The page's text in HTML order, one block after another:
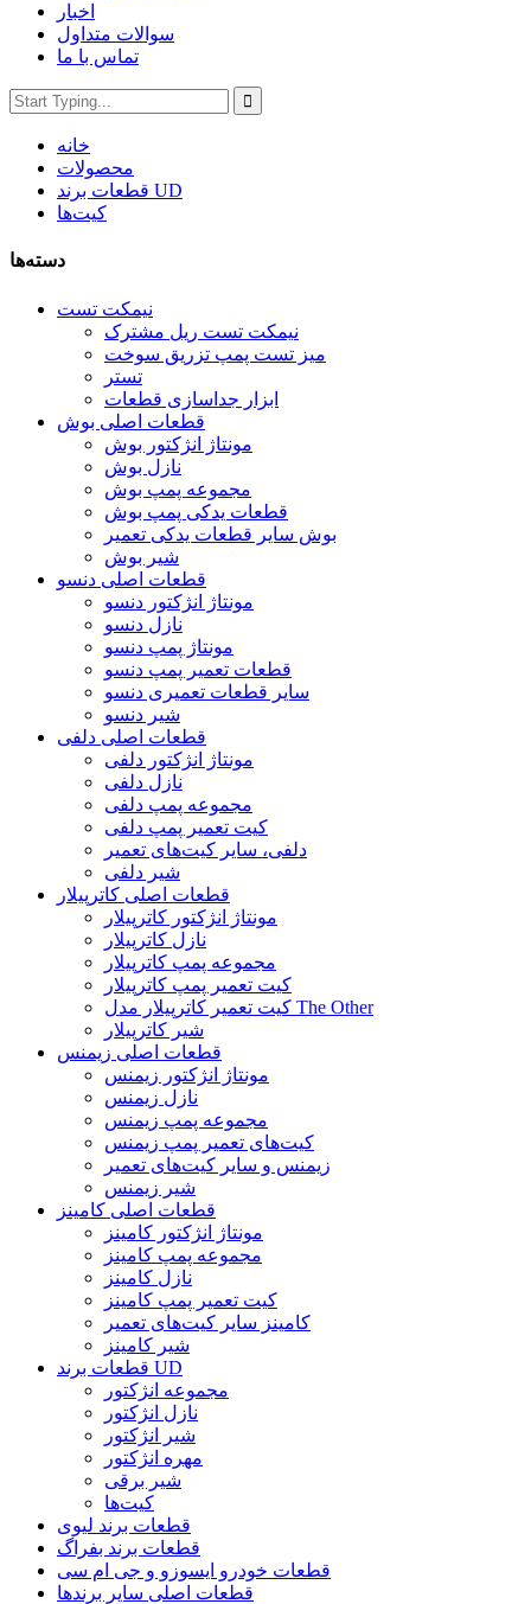
اخبار
سوالات متداول
تماس با ما
خانه
محصولات
قطعات برند UD
کیت‌ها
دسته‌ها
نیمکت تست
نیمکت تست ریل مشترک
میز تست پمپ تزریق سوخت
تستر
ابزار جداسازی قطعات
قطعات اصلی بوش
مونتاژ انژکتور بوش
نازل بوش
مجموعه پمپ بوش
قطعات یدکی پمپ بوش
بوش سایر قطعات یدکی تعمیر
شیر بوش
قطعات اصلی دنسو
مونتاژ انژکتور دنسو
نازل دنسو
مونتاژ پمپ دنسو
قطعات تعمیر پمپ دنسو
سایر قطعات تعمیری دنسو
شیر دنسو
قطعات اصلی دلفی
مونتاژ انژکتور دلفی
نازل دلفی
مجموعه پمپ دلفی
کیت تعمیر پمپ دلفی
دلفی، سایر کیت‌های تعمیر
شیر دلفی
قطعات اصلی کاترپیلار
مونتاژ انژکتور کاترپیلار
نازل کاترپیلار
مجموعه پمپ کاترپیلار
کیت تعمیر پمپ کاترپیلار
کیت تعمیر کاترپیلار مدل The Other
شیر کاترپیلار
قطعات اصلی زیمنس
مونتاژ انژکتور زیمنس
نازل زیمنس
مجموعه پمپ زیمنس
کیت‌های تعمیر پمپ زیمنس
زیمنس و سایر کیت‌های تعمیر
شیر زیمنس
قطعات اصلی کامینز
مونتاژ انژکتور کامینز
مجموعه پمپ کامینز
نازل کامینز
کیت تعمیر پمپ کامینز
کامینز سایر کیت‌های تعمیر
شیر کامینز
قطعات برند UD
مجموعه انژکتور
نازل انژکتور
شیر انژکتور
مهره انژکتور
شیر برقی
کیت‌ها
قطعات برند لیوی
قطعات برند بفراگ
قطعات خودرو ایسوزو و جی ام سی
قطعات اصلی سایر برندها